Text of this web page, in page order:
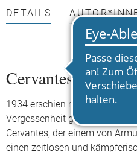
DETAILS
Cervantes
1934 erschien mit
Vergessenheit geratene
Cervantes, der einem von
einen zeitlosen und